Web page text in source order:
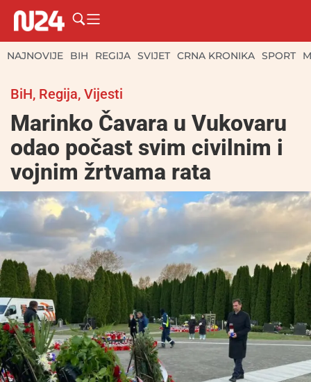
NAJNOVIJE BIH REGIJA SVIJET CRNA KRONIKA SPORT
BiH, Regija, Vijesti
Marinko Čavara u Vukovaru
odao počast svim civilnim i
vojnim žrtvama rata